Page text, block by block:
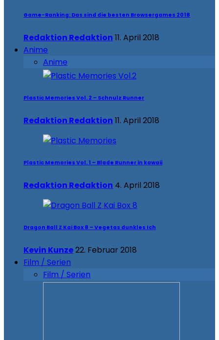
Game-Ranking: Das sind die besten Browsergames 2018
Redaktion Redaktion 11. April 2018
Anime
Anime
Plastic Memories Vol. 2 – Schnulz Runner
Redaktion Redaktion 11. April 2018
Plastic Memories Vol. 1 – Blade Runner in kawaii
Redaktion Redaktion 4. April 2018
Dragon Ball Z Kai Box 8 – Vegetas dunkles Ich
Kevin Kunze22. Februar 2018
Film / Serien
Film / Serien